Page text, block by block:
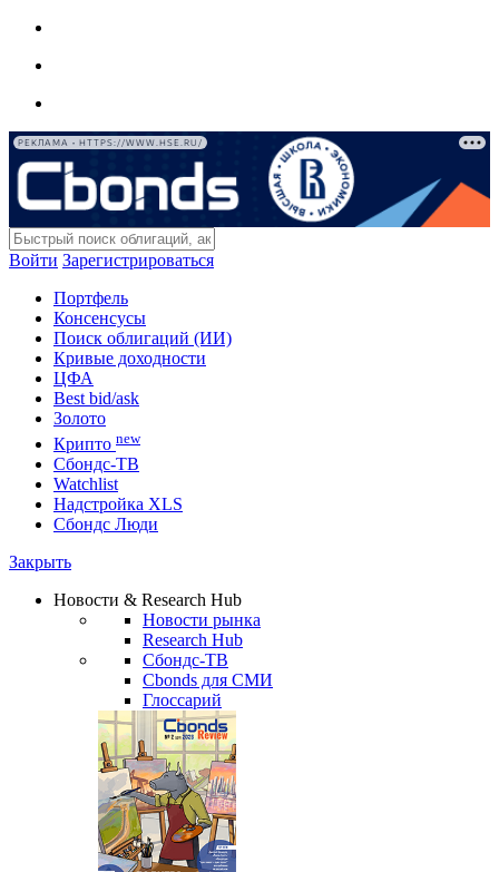
РЕКЛАМА • HTTPS://WWW.HSE.RU/
Войти Зарегистрироваться
Портфель
Консенсусы
Поиск облигаций (ИИ)
Кривые доходности
ЦФА
Best bid/ask
Золото
Крипто new
Сбондс-ТВ
Watchlist
Надстройка XLS
Сбондс Люди
Закрыть
Новости & Research Hub
Новости рынка
Research Hub
Сбондс-ТВ
Cbonds для СМИ
Глоссарий